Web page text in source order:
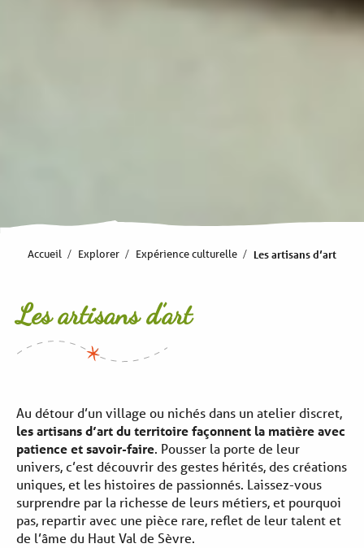
Accueil Explorer Expérience culturelle Les artisans d’art
Les artisans d’art
Au détour d’un village ou nichés dans un atelier discret,
les artisans d’art du territoire façonnent la matière avec
patience et savoir-faire. Pousser la porte de leur
univers, c’est découvrir des gestes hérités, des créations
uniques, et les histoires de passionnés. Laissez-vous
surprendre par la richesse de leurs métiers, et pourquoi
pas, repartir avec une pièce rare, reflet de leur talent et
de l’âme du Haut Val de Sèvre.